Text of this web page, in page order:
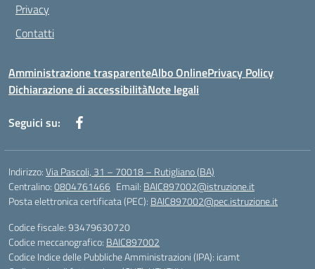
Privacy
Contatti
Amministrazione trasparenteAlbo OnlinePrivacy Policy
Dichiarazione di accessibilitàNote legali
Seguici su:
Indirizzo:Via Pascoli, 31 – 70018 – Rutigliano (BA)
Centralino:0804761466 Email: BAIC897002@istruzione.it
Posta elettronica certificata (PEC): BAIC897002@pec.istruzione.it
Codice fiscale: 93479630720
Codice meccanografico: BAIC897002
Codice Indice delle Pubbliche Amministrazioni (IPA): icamt